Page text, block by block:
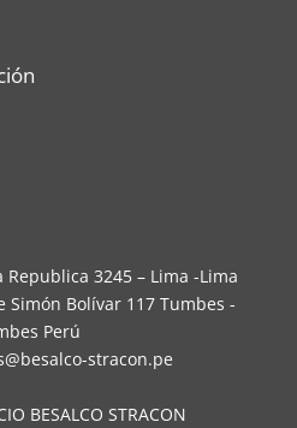
Republica 3245 – Lima -Lima
Simón Bolívar 117 Tumbes -
Perú
stracon.pe
BESALCO STRACON